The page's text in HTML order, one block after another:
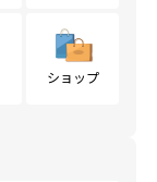
ショップ